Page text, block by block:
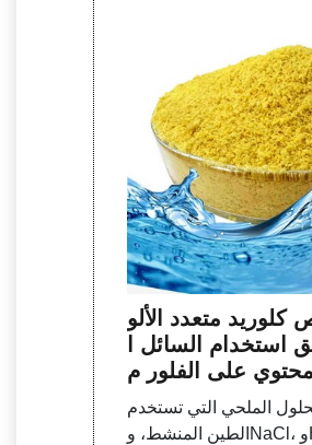
متعدد الألو
استخدام السائل ا
على الفلور م
الملحي الاصطنا
عي
الملحي التي تستخدم
الطين المنشط، وNaCl، وHCl، وHF كمواد